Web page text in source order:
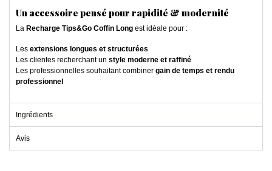
Un accessoire pensé pour rapidité & modernité
La Recharge Tips&Go Coffin Long est idéale pour :
Les extensions longues et structurées
Les clientes recherchant un style moderne et raffiné
Les professionnelles souhaitant combiner gain de temps et rendu
professionnel
Ingrédients
Avis